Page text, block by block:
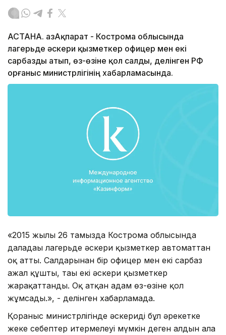
АСТАНА. ҚазАқпарат - Кострома облысында
лагерьде әскери қызметкер офицер мен екі
сарбазды атып, өз-өзіне қол салды, делінген РФ
Қорғаныс министрлігінің хабарламасында.
«2015 жылы 26 тамызда Кострома облысында
даладағы лагерьде әскери қызметкер автоматтан
оқ атты. Салдарынан бір офицер мен екі сарбаз
ажал құшты, тағы екі әскери қызметкер
жарақаттанды. Оқ атқан адам өз-өзіне қол
жұмсады.», - делінген хабарламада.
Қорғаныс министрлігінде әскериді бұл әрекетке
жеке себептер итермелеуі мүмкін деген алдын ала